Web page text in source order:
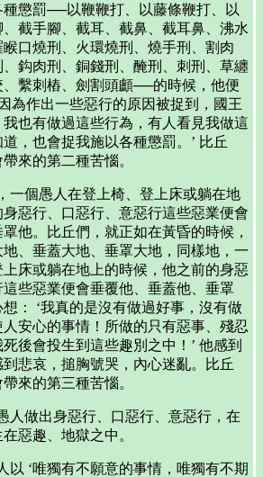
懲罰──以鞭鞭打、以藤條鞭打、以
截手腳、截耳、截鼻、截耳鼻、沸水
口燒刑、火環燒刑、燒手刑、割肉
鈎肉刑、銅錢刑、醃刑、刺刑、草纏
繫刺樁、劍割頭顱──的時候，他便
為作出一些惡行的原因被捉到，國王
也有做過這些行為，有人看見我做這
，也會捉我施以各種懲罰。’ 比丘
來的第二種苦惱。
個愚人在登上椅、登上床或躺在地
身惡行、口惡行、意惡行這些惡業便會
他。比丘們，就正如在黃昏的時候，
、垂蓋大地、垂罩大地，同樣地，一
床或躺在地上的時候，他之前的身惡
些惡業便會垂覆他、垂蓋他、垂罩
： ‘我真的是沒有做過好事，沒有做
安心的事情！所做的只有惡事、殘忍
後會投生到這些趣別之中！’ 他感到
悲哀，搥胸號哭，內心迷亂。比丘
來的第三種苦惱。
做出身惡行、口惡行、意惡行，在
惡趣、地獄之中。
‘唯獨有不願意的事情，唯獨有不期